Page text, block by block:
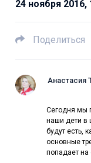
24 ноября 2016,
Поделиться
Анастасия
Сегодня мы
наши дети в
будут есть,
основные
попадает на